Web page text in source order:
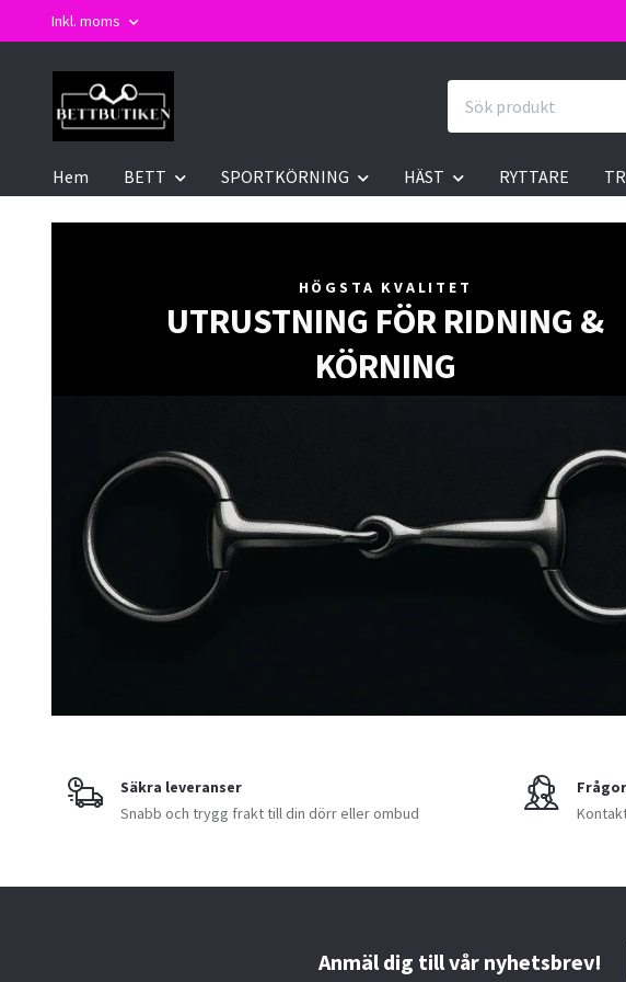
Inkl. moms
Hem BETT SPORTKÖRNING HÄST RYTTARE
HÖGSTA KVALITET
UTRUSTNING FÖR RIDNING &
KÖRNING
Säkra leveranser
Snabb och trygg frakt till din dörr eller ombud
Anmäl dig till vår nyhetsbrev!